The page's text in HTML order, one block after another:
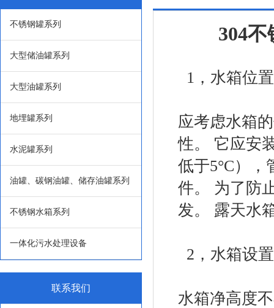
不锈钢罐系列
大型储油罐系列
大型油罐系列
地埋罐系列
水泥罐系列
油罐、碳钢油罐、储存油罐系列
不锈钢水箱系列
一体化污水处理设备
联系我们
304
1，水箱位
应考虑水箱
性。 它应安
低于5°C）
件。 为了防
发。 露天水
2，水箱设置
水箱净高度